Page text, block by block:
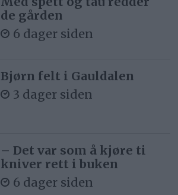
de gården
6 dager siden
Bjørn felt i Gauldalen
3 dager siden
– Det var som å kjøre ti
kniver rett i buken
6 dager siden